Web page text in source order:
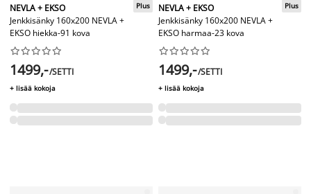
NEVLA + EKSO
Jenkkisänky 160x200 NEVLA +
EKSO hiekka-91 kova
Plus






1499,-/SETTI
+ lisää kokoja
NEVLA + EKSO
Jenkkisänky 160x200 NEVLA +
EKSO harmaa-23 kova
Plus






1499,-/SETTI
+ lisää kokoja